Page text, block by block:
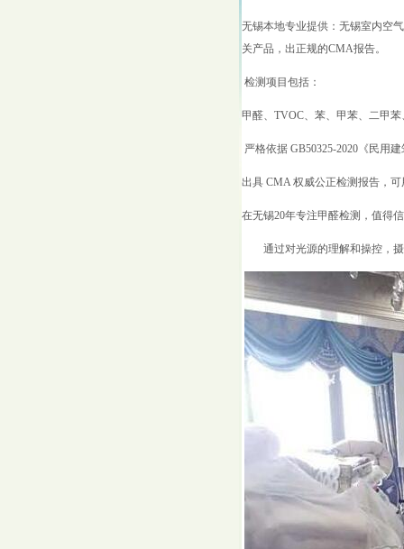
无锡本地专业提供：无锡室内空
关产品，出正规的CMA报告。
检测项目包括：
甲醛、TVOC、苯、甲苯、二甲
严格依据 GB50325-2020《民用
出具 CMA 权威公正检测报告，
在无锡20年专注甲醛检测，值得
通过对光源的理解和操控，